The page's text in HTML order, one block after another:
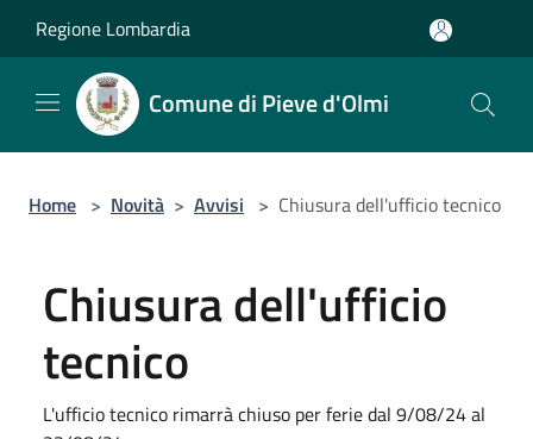
Regione Lombardia
Comune di Pieve d'Olmi
Home > Novità > Avvisi > Chiusura dell'ufficio tecnico
Chiusura dell'ufficio
tecnico
L'ufficio tecnico rimarrà chiuso per ferie dal 9/08/24 al